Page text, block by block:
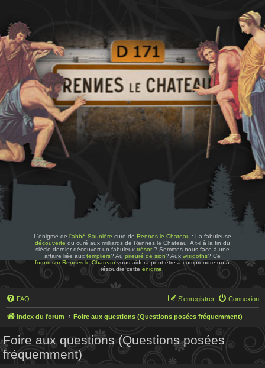
L'énigme de l'abbé Saunière curé de Rennes le Chateau : La fabuleuse
découverte du curé aux milliards de Rennes le Chateau! A t-il à la fin du
siècle dernier découvert un fabuleux trésor? Sommes nous face à une
affaire liée aux templiers? Au prieuré de sion? Aux wisigoths? Ce
forum sur Rennes le Chateauvous aidera peut-être à comprendre ou à
résoudre cetteénigme
FAQ Connexion
S’enregistrer
Index du forum Foire aux questions (Questions posées fréquemment)
Foire aux questions (Questions posées
fréquemment)